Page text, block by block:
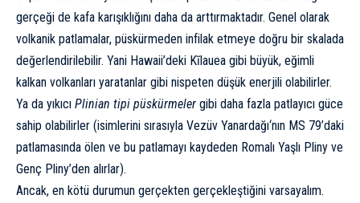
gerçeği de kafa karışıklığını daha da arttırmaktadır. Genel olarak
volkanik patlamalar, püskürmeden infilak etmeye doğru bir skalada
değerlendirilebilir. Yani Hawaii’deki Kīlauea gibi büyük, eğimli
kalkan volkanları yaratanlar gibi nispeten düşük enerjili olabilirler.
Ya da yıkıcı Plinian tipi püskürmeler gibi daha fazla patlayıcı güce
sahip olabilirler (isimlerini sırasıyla Vezüv Yanardağı‘nın MS 79’daki
patlamasında ölen ve bu patlamayı kaydeden Romalı Yaşlı Pliny ve
Genç Pliny’den alırlar).
Ancak, en kötü durumun gerçekten gerçekleştiğini varsayalım.